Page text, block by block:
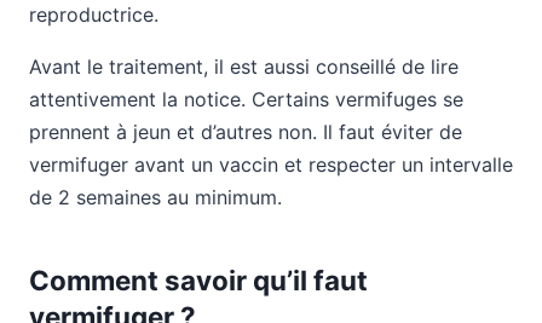
reproductrice.
Avant le traitement, il est aussi conseillé de lire
attentivement la notice. Certains vermifuges se
prennent à jeun et d’autres non. Il faut éviter de
vermifuger avant un vaccin et respecter un intervalle
de 2 semaines au minimum.
Comment savoir qu’il faut
vermifuger ?